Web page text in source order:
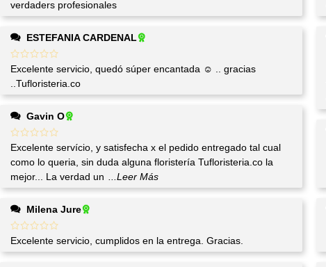
verdaders profesionales
ESTEFANIA CARDENAL
Excelente servicio, quedó súper encantada ☺️ .. gracias
..Tufloristeria.co
Gavin O
Excelente servício, y satisfecha x el pedido entregado tal cual
como lo queria, sin duda alguna floristería Tufloristeria.co la
mejor... La verdad un
...Leer Más
Milena Jure
Excelente servicio, cumplidos en la entrega. Gracias.